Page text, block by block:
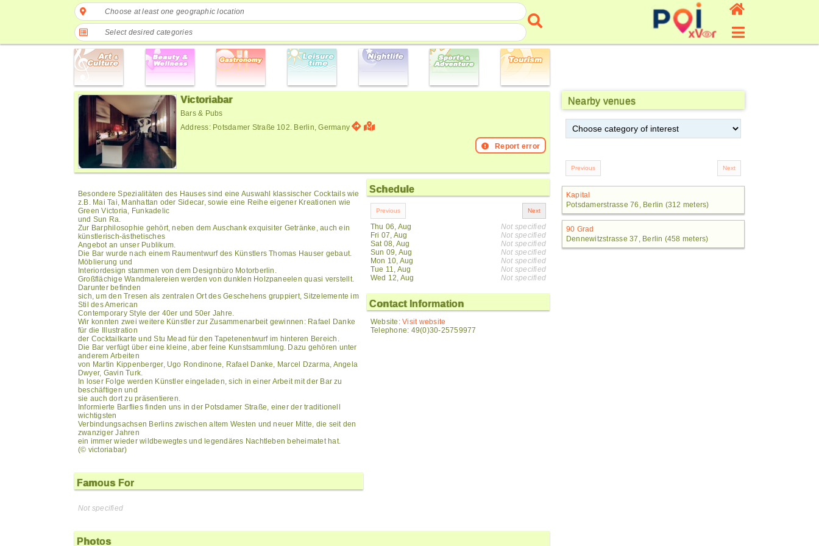
Choose at least one geographic location
Select desired categories
Victoriabar
Bars & Pubs
Address: Potsdamer Straße 102. Berlin, Germany
Report error
Besondere Spezialitäten des Hauses sind eine Auswahl klassischer Cocktails wie
z.B. Mai Tai, Manhattan oder Sidecar, sowie eine Reihe eigener Kreationen wie
Green Victoria, Funkadelic
und Sun Ra.
Zur Barphilosophie gehört, neben dem Auschank exquisiter Getränke, auch ein
künstlerisch-ästhetisches
Angebot an unser Publikum.
Die Bar wurde nach einem Raumentwurf des Künstlers Thomas Hauser gebaut.
Möblierung und
Interiordesign stammen von dem Designbüro Motorberlin.
Großflächige Wandmalereien werden von dunklen Holzpaneelen quasi verstellt.
Darunter befinden
sich, um den Tresen als zentralen Ort des Geschehens gruppiert, Sitzelemente im
Stil des American
Contemporary Style der 40er und 50er Jahre.
Wir konnten zwei weitere Künstler zur Zusammenarbeit gewinnen: Rafael Danke
für die Illustration
der Cocktailkarte und Stu Mead für den Tapetenentwurf im hinteren Bereich.
Die Bar verfügt über eine kleine, aber feine Kunstsammlung. Dazu gehören unter
anderem Arbeiten
von Martin Kippenberger, Ugo Rondinone, Rafael Danke, Marcel Dzarma, Angela
Dwyer, Gavin Turk.
In loser Folge werden Künstler eingeladen, sich in einer Arbeit mit der Bar zu
beschäftigen und
sie auch dort zu präsentieren.
Informierte Barflies finden uns in der Potsdamer Straße, einer der traditionell
wichtigsten
Verbindungsachsen Berlins zwischen altem Westen und neuer Mitte, die seit den
zwanziger Jahren
ein immer wieder wildbewegtes und legendäres Nachtleben beheimatet hat.
(© victoriabar)
Famous For
Not specified
Schedule
Thu 06, Aug
Fri 07, Aug
Sat 08, Aug
Sun 09, Aug
Mon 10, Aug
Tue 11, Aug
Wed 12, Aug
Not specified
Not specified
Not specified
Not specified
Not specified
Not specified
Not specified
Contact Information
Website:Visit website
Telephone: 49(0)30-25759977
Photos
Nearby venues
Kapital
Potsdamerstrasse 76, Berlin (312 meters)
90 Grad
Dennewitzstrasse 37, Berlin (458 meters)